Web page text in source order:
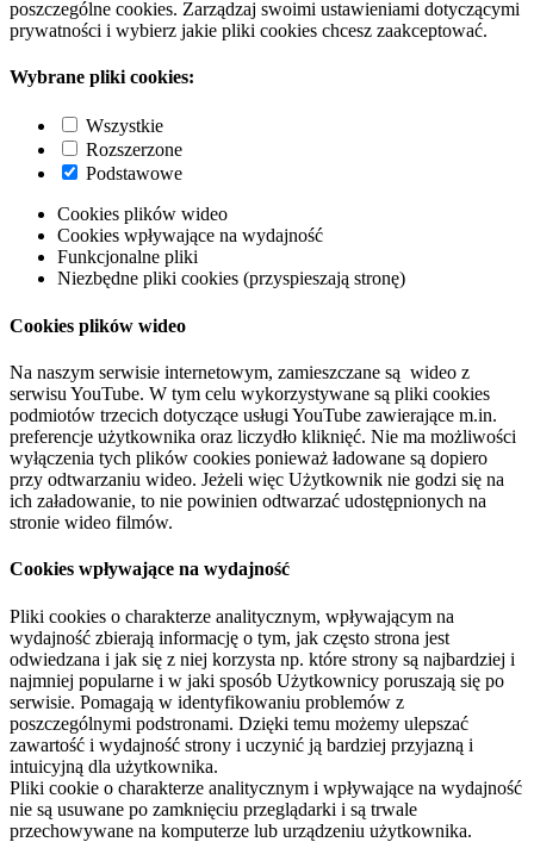
poszczególne cookies. Zarządzaj swoimi ustawieniami dotyczącymi
prywatności i wybierz jakie pliki cookies chcesz zaakceptować.
Wybrane pliki cookies:
Wszystkie
Rozszerzone
Podstawowe
Cookies plików wideo
Cookies wpływające na wydajność
Funkcjonalne pliki
Niezbędne pliki cookies (przyspieszają stronę)
Cookies plików wideo
Na naszym serwisie internetowym, zamieszczane są wideo z
serwisu YouTube. W tym celu wykorzystywane są pliki cookies
podmiotów trzecich dotyczące usługi YouTube zawierające m.in.
preferencje użytkownika oraz liczydło kliknięć. Nie ma możliwości
wyłączenia tych plików cookies ponieważ ładowane są dopiero
przy odtwarzaniu wideo. Jeżeli więc Użytkownik nie godzi się na
ich załadowanie, to nie powinien odtwarzać udostępnionych na
stronie wideo filmów.
Cookies wpływające na wydajność
Pliki cookies o charakterze analitycznym, wpływającym na
wydajność zbierają informację o tym, jak często strona jest
odwiedzana i jak się z niej korzysta np. które strony są najbardziej i
najmniej popularne i w jaki sposób Użytkownicy poruszają się po
serwisie. Pomagają w identyfikowaniu problemów z
poszczególnymi podstronami. Dzięki temu możemy ulepszać
zawartość i wydajność strony i uczynić ją bardziej przyjazną i
intuicyjną dla użytkownika.
Pliki cookie o charakterze analitycznym i wpływające na wydajność
nie są usuwane po zamknięciu przeglądarki i są trwale
przechowywane na komputerze lub urządzeniu użytkownika.